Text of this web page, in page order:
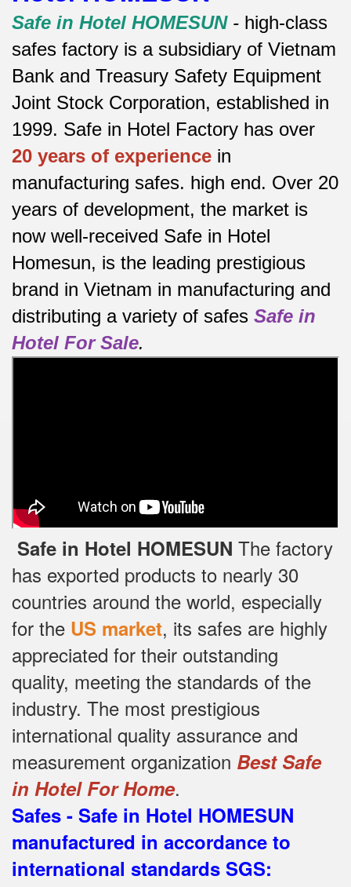
Safe in Hotel HOMESUN- high-class
safes factory is a subsidiary of Vietnam
Bank and Treasury Safety Equipment
Joint Stock Corporation, established in
1999. Safe in Hotel Factory has over
20 years of experience in
manufacturing safes. high end. Over 20
years of development, the market is
now well-received Safe in Hotel
Homesun, is the leading prestigious
brand in Vietnam in manufacturing and
distributing a variety of safes Safe in
Hotel For Sale.
Safe in Hotel HOMESUN The factory
has exported products to nearly 30
countries around the world, especially
for the US market, its safes are highly
appreciated for their outstanding
quality, meeting the standards of the
industry. The most prestigious
international quality assurance and
measurement organization Best Safe
in Hotel For Home.
Safes - Safe in Hotel HOMESUN
manufactured in accordance to
international standards SGS: